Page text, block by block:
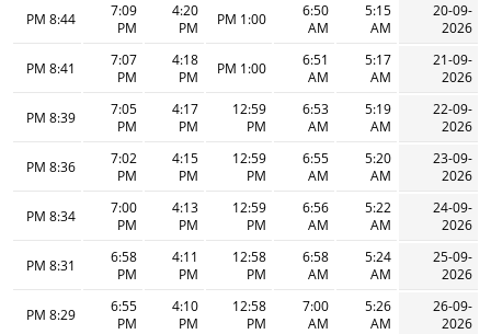
20-09-
2026
5:15
AM
6:50
AM
1:00 PM
4:20
PM
7:09
PM
8:44 PM
21-09-
2026
5:17
AM
6:51
AM
1:00 PM
4:18
PM
7:07
PM
8:41 PM
22-09-
2026
5:19
AM
6:53
AM
12:59
PM
4:17
PM
7:05
PM
8:39 PM
23-09-
2026
5:20
AM
6:55
AM
12:59
PM
4:15
PM
7:02
PM
8:36 PM
24-09-
2026
5:22
AM
6:56
AM
12:59
PM
4:13
PM
7:00
PM
8:34 PM
25-09-
2026
5:24
AM
6:58
AM
12:58
PM
4:11
PM
6:58
PM
8:31 PM
26-09-
2026
5:26
AM
7:00
AM
12:58
PM
4:10
PM
6:55
PM
8:29 PM